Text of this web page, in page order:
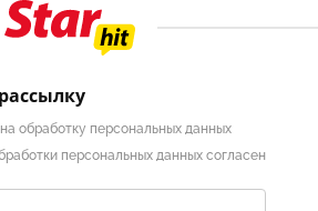
на обработку персональных данных
персональных данных согласен